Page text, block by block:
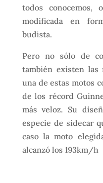
todos
modificada en
budista.
Pero no sólo de
también existen las
una de estas motos
de los récord
más veloz. Su
especie de sidecar
caso la moto
alcanzó los 193km/h